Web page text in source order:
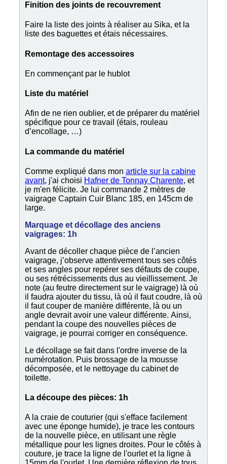
Finition des joints de recouvrement
Faire la liste des joints à réaliser au Sika, et la
liste des baguettes et étais nécessaires.
Remontage des accessoires
En commençant par le hublot
Liste du matériel
Afin de ne rien oublier, et de préparer du matériel
spécifique pour ce travail (étais, rouleau
d’encollage, …)
La commande du matériel
Comme expliqué dans mon article sur la cabine
avant, j'ai choisi Hafner de Tonnay Charente, et
je m'en félicite. Je lui commande 2 mètres de
vaigrage Captain Cuir Blanc 185, en 145cm de
large.
Marquage et décollage des anciens
vaigrages: 1h
Avant de décoller chaque pièce de l’ancien
vaigrage, j’observe attentivement tous ses côtés
et ses angles pour repérer ses défauts de coupe,
ou ses rétrécissements dus au vieillissement. Je
note (au feutre directement sur le vaigrage) là où
il faudra ajouter du tissu, là où il faut coudre, là où
il faut couper de manière différente, là ou un
angle devrait avoir une valeur différente. Ainsi,
pendant la coupe des nouvelles pièces de
vaigrage, je pourrai corriger en conséquence.
Le décollage se fait dans l'ordre inverse de la
numérotation. Puis brossage de la mousse
décomposée, et le nettoyage du cabinet de
toilette.
La découpe des pièces: 1h
A la craie de couturier (qui s'efface facilement
avec une éponge humide), je trace les contours
de la nouvelle pièce, en utilisant une règle
métallique pour les lignes droites. Pour le côtés à
couture, je trace la ligne de l'ourlet et la ligne à